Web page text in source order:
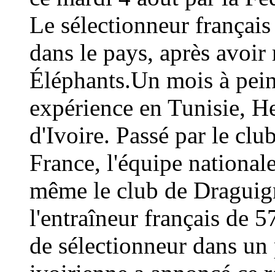
Le sélectionneur
dans le pays, après
Éléphants.Un mois à
expérience en Tunisie,
d'Ivoire. Passé par le
France, l'équipe
même le club de
l'entraîneur français de
de sélectionneur dans